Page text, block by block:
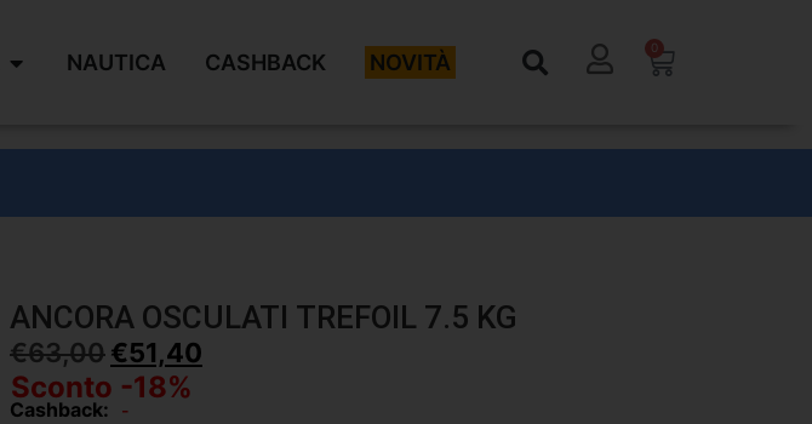
NAUTICA CASHBACK NOVITÀ
0
ANCORA OSCULATI TREFOIL 7.5 KG
€63,00€51,40
Sconto -18%
Cashback: -